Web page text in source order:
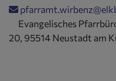
Direkt
Inhalt
Evangelisches
20, 95514 Neustadt am